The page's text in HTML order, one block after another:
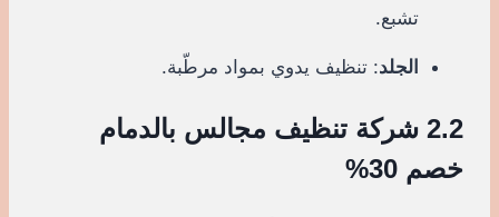
تشبع.
الجلد: تنظيف يدوي بمواد مرطّبة.
2.2 شركة تنظيف مجالس بالدمام
خصم 30%